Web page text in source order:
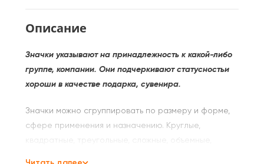
Описание
Значки указывают на принадлежность к какой-либо
группе, компании. Они подчеркивают статусностьи
хороши в качестве подарка, сувенира.
Значки можно сгруппировать по размеру и форме,
сфере применения и назначению. Круглые,